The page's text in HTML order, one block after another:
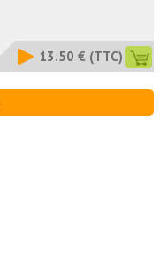
13.50 € (TTC)